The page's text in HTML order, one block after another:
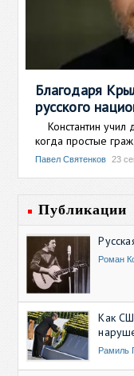
Благодаря
русского
Константин учил
когда простые
Павел Святенков 23
Публикации
Роман
Как
Рамиль